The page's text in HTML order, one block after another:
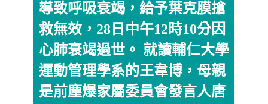
導致呼吸衰竭，給予葉克膜搶
救無效，28日中午12時10分因
心肺衰竭過世。 就讀輔仁大學
運動管理學系的王韋博，母親
是前塵爆家屬委員會發言人唐